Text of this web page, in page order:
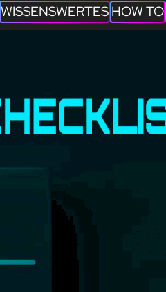
WISSENSWERTES HOW TO